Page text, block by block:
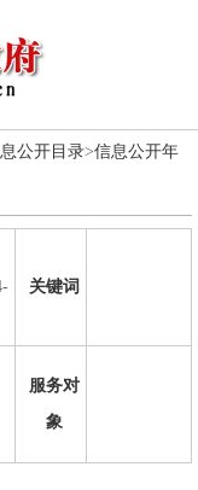
公开目录>信息公开年
关键词
服务对
象